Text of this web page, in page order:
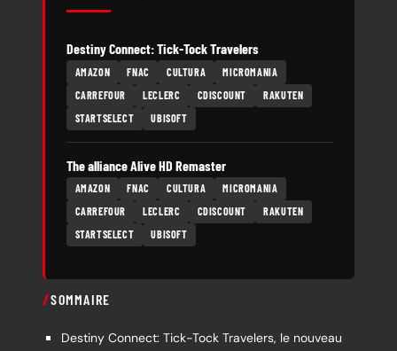
Destiny Connect: Tick-Tock Travelers
AMAZON FNAC CULTURA
MICROMANIA
CARREFOUR
LECLERC CDISCOUNT
RAKUTEN
STARTSELECT
UBISOFT
The alliance Alive HD Remaster
AMAZON FNAC CULTURA
MICROMANIA
CARREFOUR
LECLERC CDISCOUNT
RAKUTEN
STARTSELECT
UBISOFT
SOMMAIRE
Destiny Connect: Tick-Tock Travelers, le nouveau